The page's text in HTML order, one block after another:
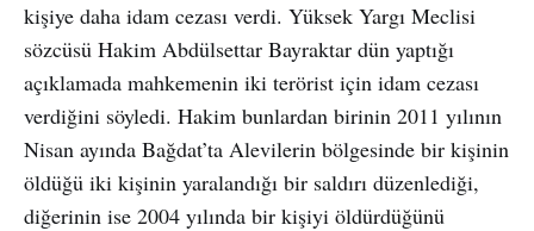
kişiye daha idam cezası verdi. Yüksek Yargı Meclisi
sözcüsü Hakim Abdülsettar Bayraktar dün yaptığı
açıklamada mahkemenin iki terörist için idam cezası
verdiğini söyledi. Hakim bunlardan birinin 2011 yılının
Nisan ayında Bağdat’ta Alevilerin bölgesinde bir kişinin
öldüğü iki kişinin yaralandığı bir saldırı düzenlediği,
diğerinin ise 2004 yılında bir kişiyi öldürdüğünü